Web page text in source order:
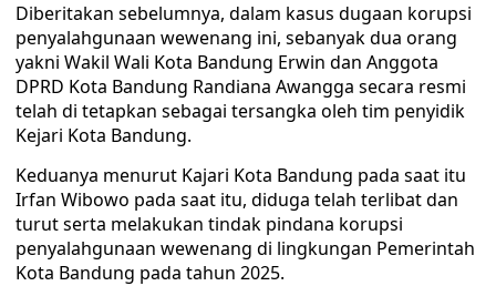
Diberitakan sebelumnya, dalam kasus dugaan korupsi
penyalahgunaan wewenang ini, sebanyak dua orang
yakni Wakil Wali Kota Bandung Erwin dan Anggota
DPRD Kota Bandung Randiana Awangga secara resmi
telah di tetapkan sebagai tersangka oleh tim penyidik
Kejari Kota Bandung.
Keduanya menurut Kajari Kota Bandung pada saat itu
Irfan Wibowo pada saat itu, diduga telah terlibat dan
turut serta melakukan tindak pindana korupsi
penyalahgunaan wewenang di lingkungan Pemerintah
Kota Bandung pada tahun 2025.